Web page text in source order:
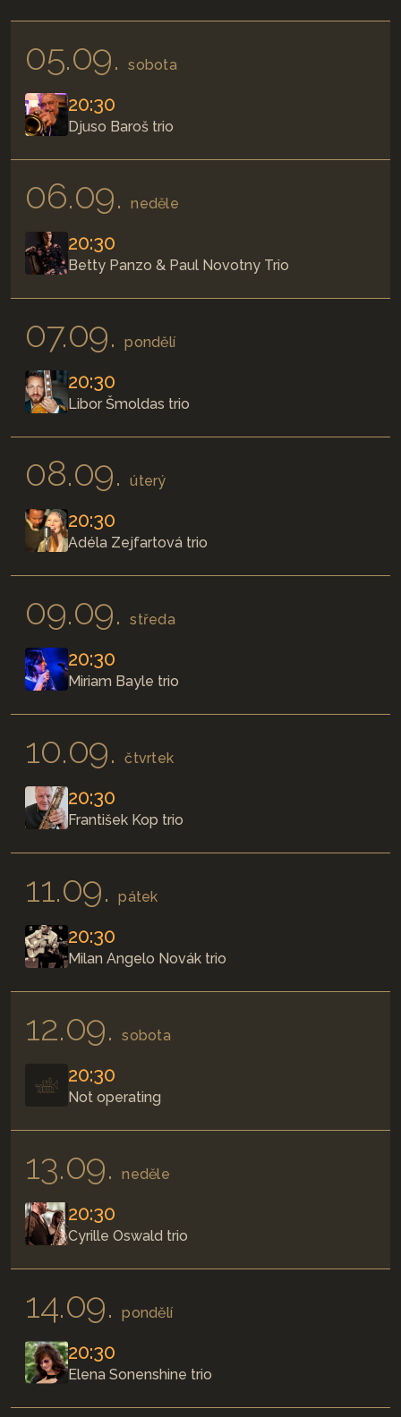
05.09.sobota
20:30
Djuso Baroš trio
06.09.neděle
20:30
Betty Panzo & Paul Novotny Trio
07.09.pondělí
20:30
Libor Šmoldas trio
08.09.úterý
20:30
Adéla Zejfartová trio
09.09.středa
20:30
Miriam Bayle trio
10.09.čtvrtek
20:30
František Kop trio
11.09.pátek
20:30
Milan Angelo Novák trio
12.09.sobota
20:30
Not operating
13.09.neděle
20:30
Cyrille Oswald trio
14.09.pondělí
20:30
Elena Sonenshine trio